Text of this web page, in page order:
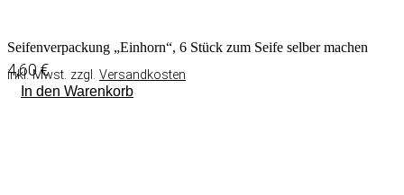
Seifenverpackung „Einhorn“, 6 Stück zum Seife selber machen
4,60€
inkl. Mwst. zzgl. Versandkosten
In den Warenkorb